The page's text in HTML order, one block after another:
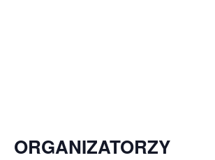
ORGANIZATORZY